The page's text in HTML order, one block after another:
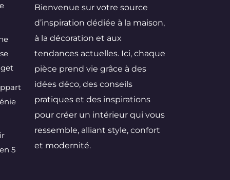
5
Bienvenue sur votre source
d’inspiration dédiée à la maison,
à la décoration et aux
tendances actuelles. Ici, chaque
pièce prend vie grâce à des
idées déco, des conseils
pratiques et des inspirations
pour créer un intérieur qui vous
ressemble, alliant style, confort
et modernité.